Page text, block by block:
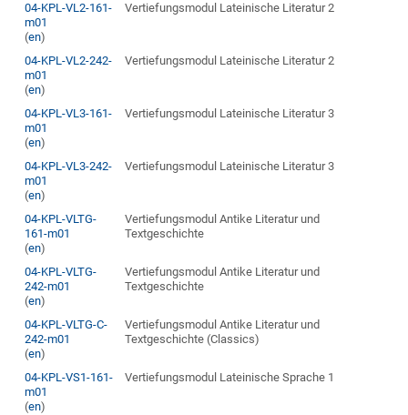
04-KPL-VL2-161-
m01
(en)
Vertiefungsmodul Lateinische Literatur 2
04-KPL-VL2-242-
m01
(en)
Vertiefungsmodul Lateinische Literatur 2
04-KPL-VL3-161-
m01
(en)
Vertiefungsmodul Lateinische Literatur 3
04-KPL-VL3-242-
m01
(en)
Vertiefungsmodul Lateinische Literatur 3
04-KPL-VLTG-
161-m01
(en)
Vertiefungsmodul Antike Literatur und
Textgeschichte
04-KPL-VLTG-
242-m01
(en)
Vertiefungsmodul Antike Literatur und
Textgeschichte
04-KPL-VLTG-C-
242-m01
(en)
Vertiefungsmodul Antike Literatur und
Textgeschichte (Classics)
04-KPL-VS1-161-
m01
(en)
Vertiefungsmodul Lateinische Sprache 1